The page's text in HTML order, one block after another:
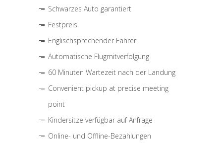
Schwarzes Auto garantiert
Festpreis
Englischsprechender Fahrer
Automatische Flugmitverfolgung
60 Minuten Wartezeit nach der Landung
Convenient pickup at precise meeting
point
Kindersitze verfügbar auf Anfrage
Online- und Offline-Bezahlungen